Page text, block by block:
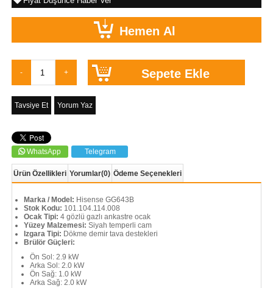
Tavsiye Et Yorum Yaz
WhatsApp Telegram
Ürün Özellikleri Yorumlar(0) Ödeme Seçenekleri
Marka / Model: Hisense GG643B
Stok Kodu: 101.104.114.008
Ocak Tipi: 4 gözlü gazlı ankastre ocak
Yüzey Malzemesi: Siyah temperli cam
Izgara Tipi: Dökme demir tava destekleri
Brülör Güçleri:
Ön Sol: 2.9 kW
Arka Sol: 2.0 kW
Ön Sağ: 1.0 kW
Arka Sağ: 2.0 kW